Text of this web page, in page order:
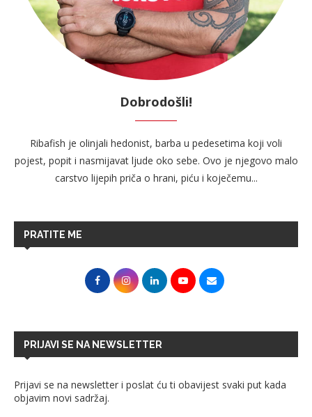
Dobrodošli!
Ribafish je olinjali hedonist, barba u pedesetima koji voli
pojest, popit i nasmijavat ljude oko sebe. Ovo je njegovo malo
carstvo lijepih priča o hrani, piću i koječemu...
PRATITE ME
PRIJAVI SE NA NEWSLETTER
Prijavi se na newsletter i poslat ću ti obavijest svaki put kada
objavim novi sadržaj.